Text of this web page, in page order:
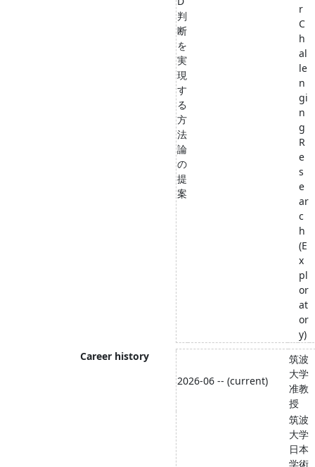
判
断
を
実
現
す
る
方
法
論
の
提
案
r
C
h
al
le
n
gi
n
g
R
e
s
e
ar
c
h
(E
x
pl
or
at
or
y)
Career history
2026-06 -- (current)
筑波
大学
准教
授
筑波
大学
日本
学術